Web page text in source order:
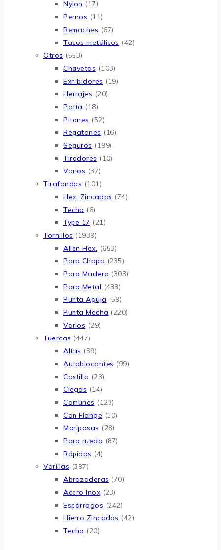
Nylon (17)
Pernos (11)
Remaches (67)
Tacos metálicos (42)
Otros (553)
Chavetas (108)
Exhibidores (19)
Herrajes (20)
Patta (18)
Pitones (52)
Regatones (16)
Seguros (199)
Tiradores (10)
Varios (37)
Tirafondos (101)
Hex. Zincados (74)
Techo (6)
Type 17 (21)
Tornillos (1939)
Allen Hex. (653)
Para Chapa (235)
Para Madera (303)
Para Metal (433)
Punta Aguja (59)
Punta Mecha (220)
Varios (29)
Tuercas (447)
Altas (39)
Autoblocantes (99)
Castillo (23)
Ciegas (14)
Comunes (123)
Con Flange (30)
Mariposas (28)
Para rueda (87)
Rápidas (4)
Varillas (397)
Abrazaderas (70)
Acero Inox (23)
Espárragos (242)
Hierro Zincadas (42)
Techo (20)